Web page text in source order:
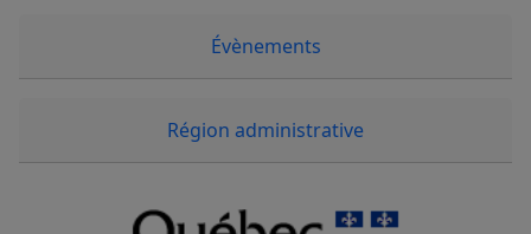
Évènements
Région administrative